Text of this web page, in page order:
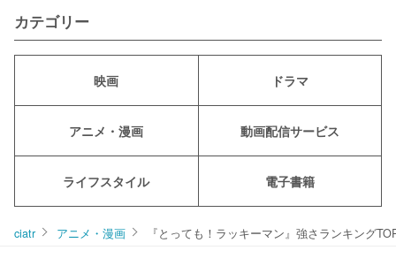
カテゴリー
映画 ドラマ
アニメ・漫画 動画配信サービス
ライフスタイル 電子書籍
ciatr アニメ・漫画 『とっても！ラッキーマン』強さランキング